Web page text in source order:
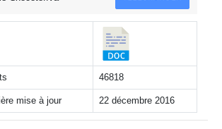
46818
mise à jour 22 décembre 2016